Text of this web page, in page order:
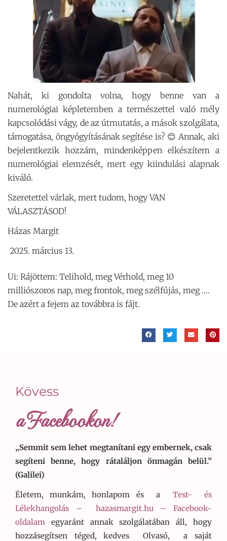
Nahát, ki gondolta volna, hogy benne van a
numerológiai képletemben a természettel való mély
kapcsolódási vágy, de az útmutatás, a mások szolgálata,
támogatása, öngyógyításának segítése is? 😊 Annak, aki
bejelentkezik hozzám, mindenképpen elkészítem a
numerológiai elemzését, mert egy kiindulási alapnak
kiváló.
Szeretettel várlak, mert tudom, hogy VAN
VÁLASZTÁSOD!
Házas Margit
március 13.
Ui: Rájöttem: Telihold, meg Vérhold, meg 10
milliószoros nap, meg frontok, meg szélfújás, meg ….
De azért a fejem az továbbra is fájt.
Kövess
a Facebookon!
„Semmit sem lehet megtanítani egy embernek, csak
segíteni benne, hogy rátaláljon önmagán belül.”
(Galilei)
Életem, munkám, honlapom és a Test- és
Lélekhangolás –
hazasmargit.hu – Facebook-
oldalam egyaránt annak szolgálatában áll, hogy
hozzásegítsen téged, kedves Olvasó, a saját